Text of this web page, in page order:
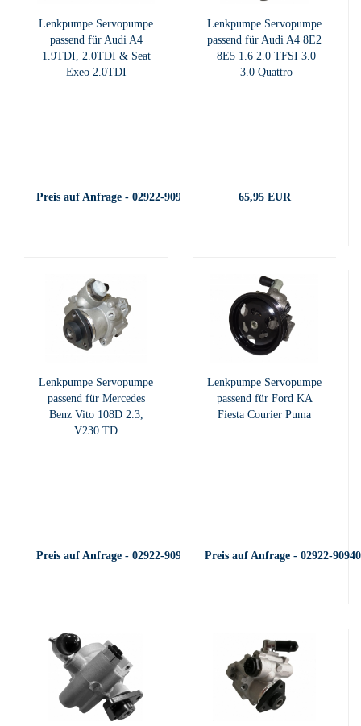
Lenkpumpe Servopumpe
passend für Audi A4
1.9TDI, 2.0TDI & Seat
Exeo 2.0TDI
Preis auf Anfrage - 02922-909400
Lenkpumpe Servopumpe
passend für Audi A4 8E2
8E5 1.6 2.0 TFSI 3.0
3.0 Quattro
65,95 EUR
Lenkpumpe Servopumpe
passend für Mercedes
Benz Vito 108D 2.3,
V230 TD
Preis auf Anfrage - 02922-909400
Lenkpumpe Servopumpe
passend für Ford KA
Fiesta Courier Puma
Preis auf Anfrage - 02922-